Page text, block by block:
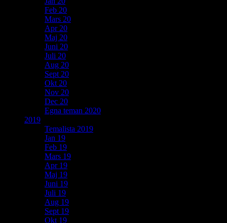
Feb 20
Mars 20
Apr 20
Maj 20
Juni 20
Juli 20
Aug 20
Sept 20
Okt 20
Nov 20
Dec 20
Egna teman 2020
2019
Temalista 2019
Jan 19
Feb 19
Mars 19
Apr 19
Maj 19
Juni 19
Juli 19
Aug 19
Sept 19
Okt 19